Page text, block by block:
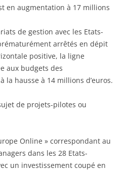
en augmentation à 17 millions
de gestion avec les Etats-
arrêtés en dépit
positive, la ligne
aux budgets des
la hausse à 14 millions d’euros.
de projets-pilotes ou
Online » correspondant au
dans les 28 Etats-
un investissement coupé en